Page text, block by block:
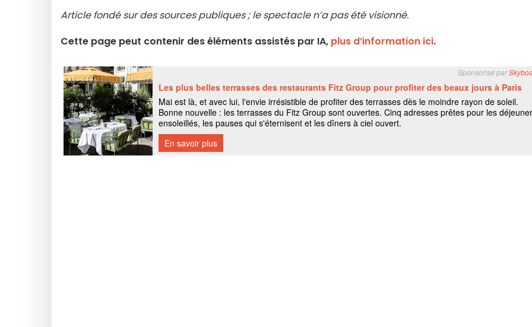
Article fondé sur des sources publiques ; le spectacle n’a pas été visionné.
Cette page peut contenir des éléments assistés par IA, plus d’information ici.